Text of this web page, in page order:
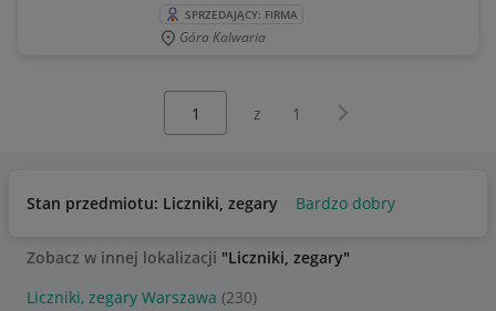
SPRZEDAJĄCY: FIRMA
Góra Kalwaria
z 1 Następna strona
Stan przedmiotu: Liczniki, zegary Bardzo dobry
Zobacz w innej lokalizacji "Liczniki, zegary"
Liczniki, zegary Warszawa (230)